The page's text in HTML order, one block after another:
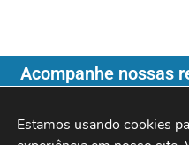
Acompanhe nossas
Estamos usando cookies